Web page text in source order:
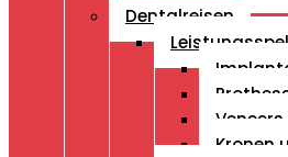
Dentalreisen
Kronen